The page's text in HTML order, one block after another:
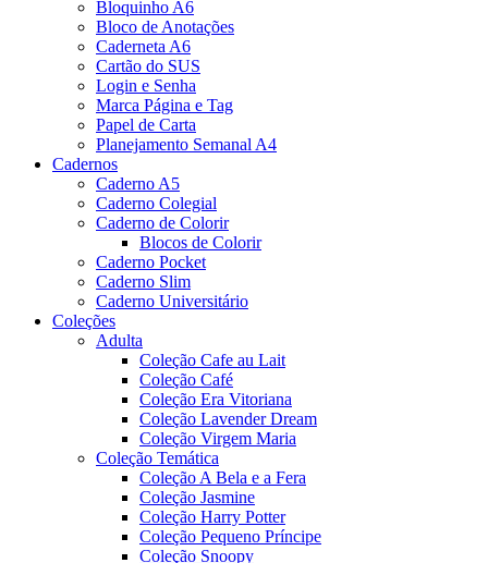
Bloquinho A6
Bloco de Anotações
Caderneta A6
Cartão do SUS
Login e Senha
Marca Página e Tag
Papel de Carta
Planejamento Semanal A4
Cadernos
Caderno A5
Caderno Colegial
Caderno de Colorir
Blocos de Colorir
Caderno Pocket
Caderno Slim
Caderno Universitário
Coleções
Adulta
Coleção Cafe au Lait
Coleção Café
Coleção Era Vitoriana
Coleção Lavender Dream
Coleção Virgem Maria
Coleção Temática
Coleção A Bela e a Fera
Coleção Jasmine
Coleção Harry Potter
Coleção Pequeno Príncipe
Coleção Snoopy